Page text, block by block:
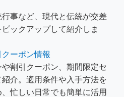
事など、現代と伝統が交差
ックアップして紹介しま
ーポン情報
割引クーポン、期間限定セ
介。適用条件や入手方法を
忙しい日常でも簡単に活用